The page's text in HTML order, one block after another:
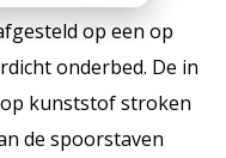
op een op
onderbed. De in
kunststof stroken
de spoorstaven